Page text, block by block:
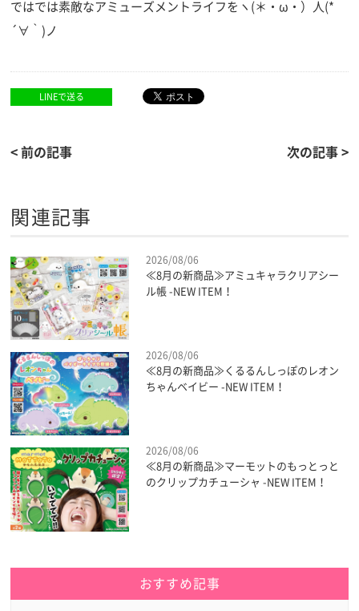
ではでは素敵なアミューズメントライフをヽ(＊・ω・）人(*
´∀｀)ノ
LINEで送る
< 前の記事 次の記事 >
関連記事
2026/08/06
≪8月の新商品≫アミュキャラクリアシー
ル帳 -NEW ITEM！
2026/08/06
≪8月の新商品≫くるるんしっぽのレオン
ちゃんベイビー -NEW ITEM！
2026/08/06
≪8月の新商品≫マーモットのもっとっと
のクリップカチューシャ -NEW ITEM！
おすすめ記事